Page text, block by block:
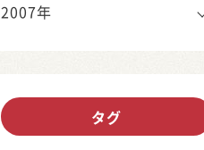
2007年
タグ